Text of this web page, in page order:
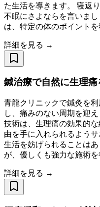
た生活を導きます。 寝返
不眠にさよならを言いま
は、特定の体のポイントを
詳細を見る →
鍼治療で自然に生理痛
青龍クリニックで鍼灸を
し、痛みのない周期を迎
技術は、生理痛の効果的
由を手に入れられるよう
生活を妨げられることは
が、優しくも強力な施術を
詳細を見る →